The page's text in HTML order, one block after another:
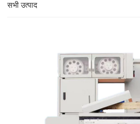
सभी उत्पाद